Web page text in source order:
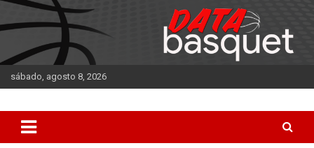
Saltar
al
contenido
sábado, agosto 8, 2026
DATA Basquet